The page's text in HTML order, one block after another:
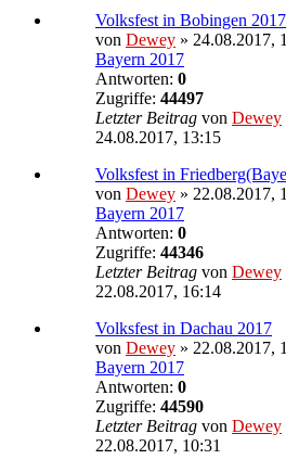
Volksfest in Bobingen 2017
von Dewey » 24.08.2017,
Bayern 2017
Antworten: 0
Zugriffe: 44497
Letzter Beitrag von Dewey
24.08.2017, 13:15
Volksfest in
von Dewey » 22.08.2017,
Bayern 2017
Antworten: 0
Zugriffe: 44346
Letzter Beitrag von Dewey
22.08.2017, 16:14
Volksfest in Dachau 2017
von Dewey » 22.08.2017,
Bayern 2017
Antworten: 0
Zugriffe: 44590
Letzter Beitrag von Dewey
22.08.2017, 10:31